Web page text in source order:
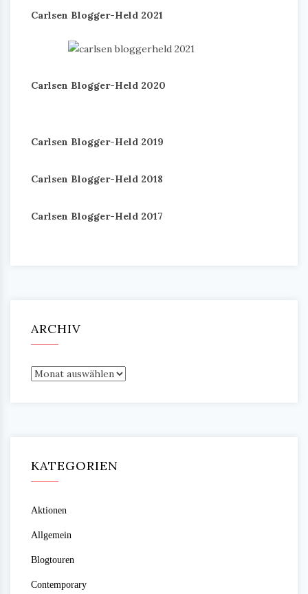
Carlsen Blogger-Held 2021
Carlsen Blogger-Held 2020
Carlsen Blogger-Held 2019
Carlsen Blogger-Held 2018
Carlsen Blogger-Held 2017
ARCHIV
Archiv
KATEGORIEN
Aktionen
Allgemein
Blogtouren
Contemporary